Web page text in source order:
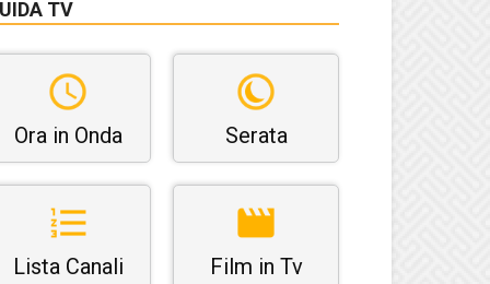
TV
Ora in Onda Serata
Lista Canali Film in Tv